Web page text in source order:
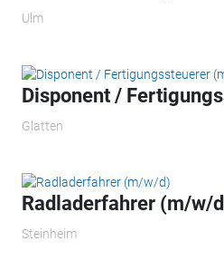
Ulm
Disponent /
Glatten
Radladerfahrer (m/w/
Steinheim